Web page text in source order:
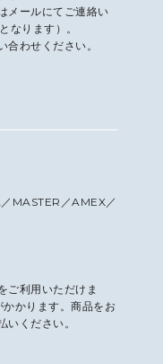
メールにてご連絡い
なります）。
合わせください。
MASTER／AMEX／
ご利用いただけま
かります。商品をお
いください。